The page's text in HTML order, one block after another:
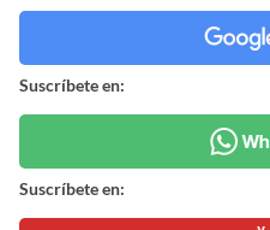
Suscríbete en:
Suscríbete en: